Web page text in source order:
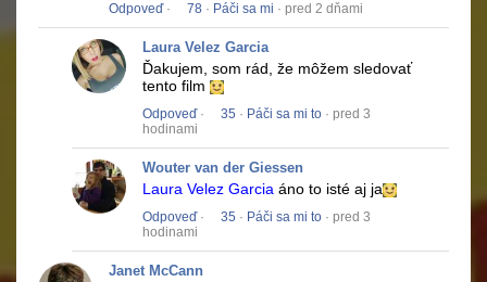
Odpoveď· 78 · Páči sa mi · pred 2 dňami
Laura Velez Garcia
Ďakujem, som rád, že môžem sledovať
tento film
Odpoveď· 35 · Páči sa mi to · pred 3
hodinami
Wouter van der Giessen
Laura Velez Garcia áno to isté aj ja
Odpoveď· 35 · Páči sa mi to · pred 3
hodinami
Janet McCann